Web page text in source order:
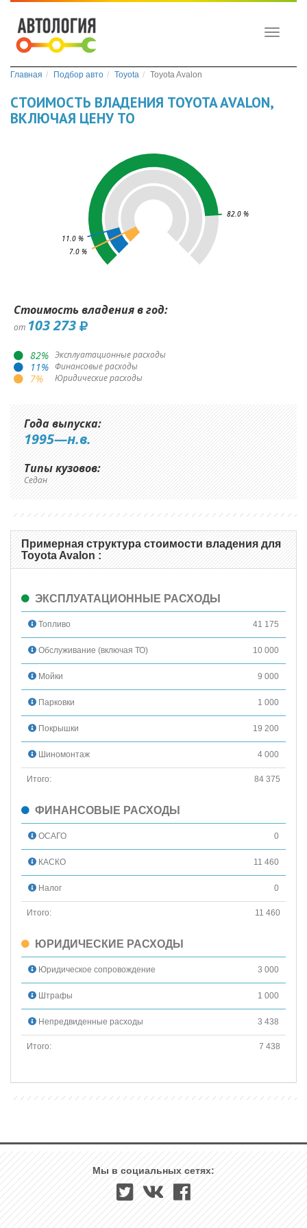
Toggle
Главная Подбор авто Toyota Toyota Avalon
СТОИМОСТЬ ВЛАДЕНИЯ TOYOTA AVALON,
ВКЛЮЧАЯ ЦЕНУ ТО
82.0 %
11.0 %
7.0 %
Стоимость владения в год:
от 103 273
82% Эксплуатационные расходы
11% Финансовые расходы
7% Юридические расходы
Года выпуска:
1995—н.в.
Типы кузовов:
Седан
Примерная структура стоимости владения для
Toyota Avalon :
ЭКСПЛУАТАЦИОННЫЕ РАСХОДЫ
Топливо 41 175
Обслуживание (включая ТО) 10 000
Мойки 9 000
Парковки 1 000
Покрышки 19 200
Шиномонтаж 4 000
Итого: 84 375
ФИНАНСОВЫЕ РАСХОДЫ
ОСАГО 0
КАСКО 11 460
Налог 0
Итого: 11 460
ЮРИДИЧЕСКИЕ РАСХОДЫ
Юридическое сопровождение 3 000
Штрафы 1 000
Непредвиденные расходы 3 438
Итого: 7 438
Мы в социальных сетях: